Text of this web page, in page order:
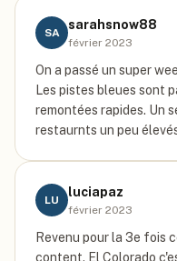
SA
sarahsnow88
février 2023
On a passé un super
Les pistes bleues sont
remontées rapides. Un
restaurnts un peu
LU
luciapaz
février 2023
Revenu pour la 3e fois
content. El Colorado